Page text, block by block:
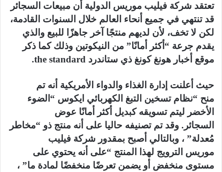
تعتقد شركة فيليب موريس الدولية أن مبيعات السجائر
قد تنتهي في جميع أنحاء العالم خلال السنوات القادمة،
لكن لا تخف، لأن لديهم منتجًا آخر جاهزًا للبيع والذي
يقدم جرعة “أكثر أمانًا” من النيكوتين وذلك كما ذكر
موقع أخبار هونغ كونغ ذي ستاندرد the standard.
حيث أعلنت إدارة الغذاء والدواء الأمريكية أنه تم
منح “نظام تسخين التبغ الكهربائي ايكوس “الضوء
الأخضر ليتم تسويقه كبديل أكثر أمانًا عوض
السجائر. وقد تم تصنيفه حاليا على أنه منتج ذو “مخاطر
مُعدلة” ، وبالتالي أصبح بمقدور شركة فيليب
موريس الترويج لهذا المنتج “على أنه يحتوي على
مستوى منخفض أو يضمن تعرضًا منخفضًا لمادة ما” ،